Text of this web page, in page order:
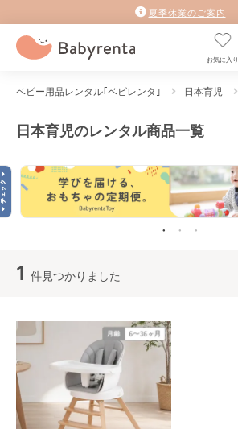
夏季休業のご案内
お気に入り
ベビー用品レンタル｢ベビレンタ｣ 日本育児
日本育児のレンタル商品一覧
1 件見つかりました